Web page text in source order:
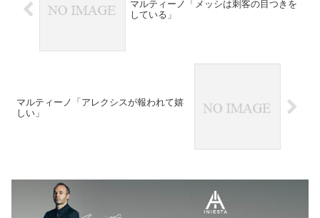
マルティーノ「メッシは刺客の目つきを
している」
マルティーノ「アレクシスが報われて嬉
しい」